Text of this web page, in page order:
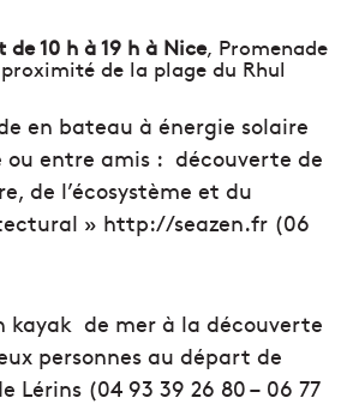
10 h à 19 h à Nice, Promenade
de la plage du Rhul
en bateau à énergie solaire
ou entre amis : découverte de
de l’écosystème et du
» http://seazen.fr (06
kayak de mer à la découverte
personnes au départ de
Lérins (04 93 39 26 80 – 06 77